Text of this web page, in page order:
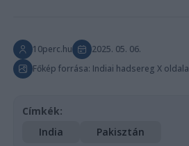
10perc.hu
2025. 05. 06.
Főkép forrása: Indiai hadsereg X oldala
Címkék:
India
Pakisztán